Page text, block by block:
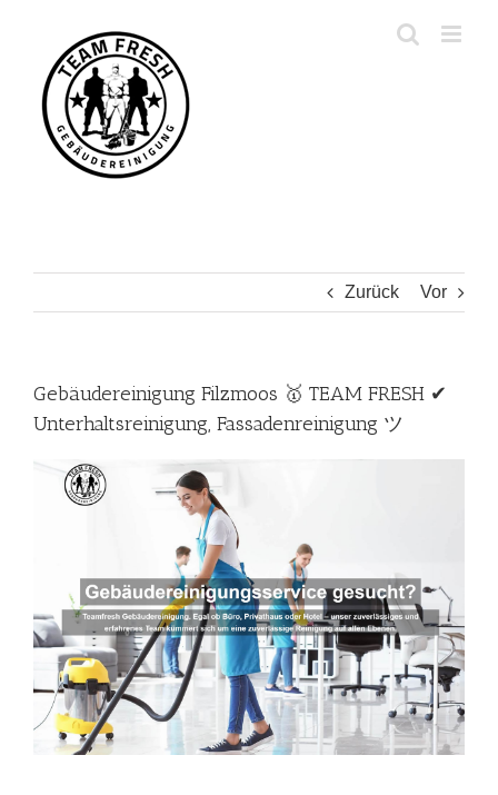
springen
Zurück Vor
Gebäudereinigung Filzmoos 🥇 TEAM FRESH ✔
Unterhaltsreinigung, Fassadenreinigung ツ